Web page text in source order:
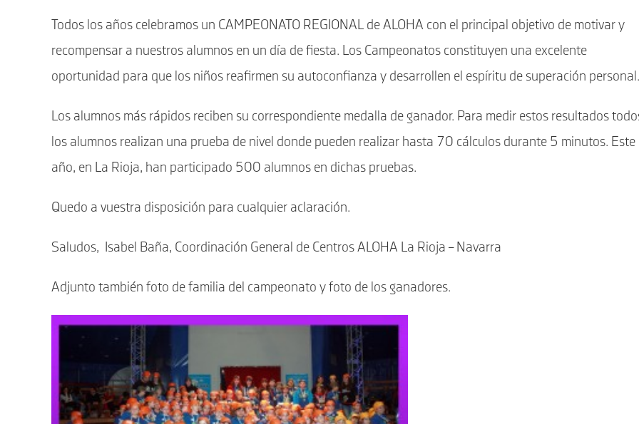
Todos los años celebramos un CAMPEONATO REGIONAL de ALOHA con el principal objetivo de motivar y
recompensar a nuestros alumnos en un día de fiesta. Los Campeonatos constituyen una excelente
oportunidad para que los niños reafirmen su autoconfianza y desarrollen el espíritu de superación personal.
Los alumnos más rápidos reciben su correspondiente medalla de ganador. Para medir estos resultados
los alumnos realizan una prueba de nivel donde pueden realizar hasta 70 cálculos durante 5 minutos. Este
año, en La Rioja, han participado 500 alumnos en dichas pruebas.
Quedo a vuestra disposición para cualquier aclaración.
Saludos, Isabel Baña, Coordinación General de Centros ALOHA La Rioja – Navarra
Adjunto también foto de familia del campeonato y foto de los ganadores.